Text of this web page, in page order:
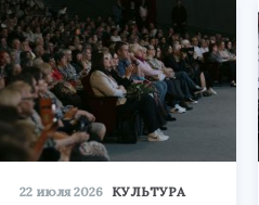
22 июля 2026 КУЛЬТУРА